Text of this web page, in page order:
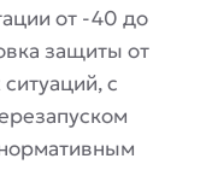
от -40 до
защиты от
с